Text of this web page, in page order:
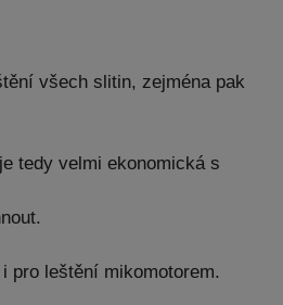
všech slitin, zejména pak
tedy velmi ekonomická s
pro leštění mikomotorem.